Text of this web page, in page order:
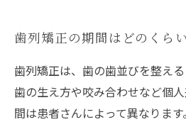
歯列矯正の期間はどのくら
歯列矯正は、歯の歯並びを整える
歯の生え方や咬み合わせなど個
間は患者さんによって異なりま